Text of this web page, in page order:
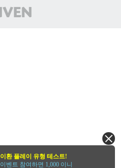
(주)
인
이환 플레이 유형 테스트!
이벤트 참여하면 1,000 이니